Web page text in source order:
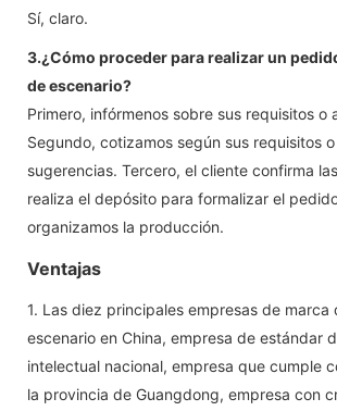
Sí, claro.
3.¿Cómo proceder para realizar un
de escenario?
Primero, infórmenos sobre sus requisitos o
Segundo, cotizamos según sus requisitos
sugerencias. Tercero, el cliente confirma
realiza el depósito para formalizar el
organizamos la producción.
Ventajas
1. Las diez principales empresas de marca
escenario en China, empresa de estándar
intelectual nacional, empresa que cumple
la provincia de Guangdong, empresa con